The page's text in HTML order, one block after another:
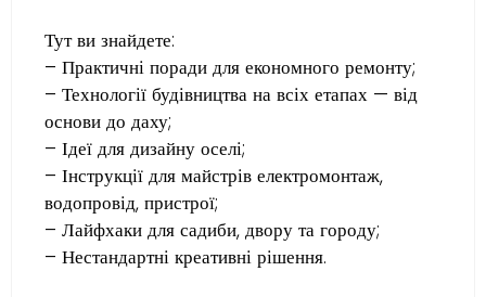
Тут ви знайдете:
– Практичні поради для економного ремонту;
– Технології будівництва на всіх етапах — від
основи до даху;
– Ідеї для дизайну оселі;
– Інструкції для майстрів електромонтаж,
водопровід, пристрої;
– Лайфхаки для садиби, двору та городу;
– Нестандартні креативні рішення.